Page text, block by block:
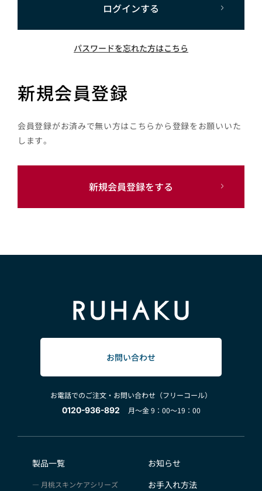
ログインする
パスワードを忘れた方はこちら
新規会員登録
会員登録がお済みで無い方はこちらから登録をお願いいた
します。
新規会員登録をする
お問い合わせ
お電話でのご注文・お問い合わせ（フリーコール）
0120-936-892
月～金 9：00～19：00
製品一覧
月桃スキンケアシリーズ
お知らせ
お手入れ方法